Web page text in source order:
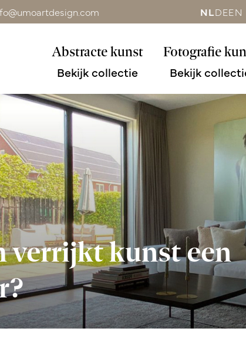
NLDEEN
Abstracte kunst
Bekijk collectie
Fotografie
Bekijk
verrijkt kunst een